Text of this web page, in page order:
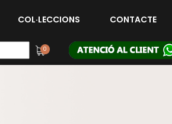
COL·LECCIONS CONTACTE
0